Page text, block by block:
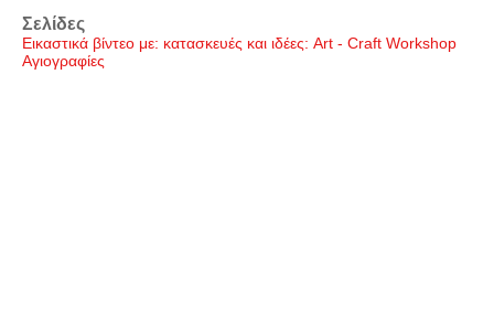
Σελίδες
Εικαστικά βίντεο με: κατασκευές και ιδέες: Art - Craft Workshop
Αγιογραφίες